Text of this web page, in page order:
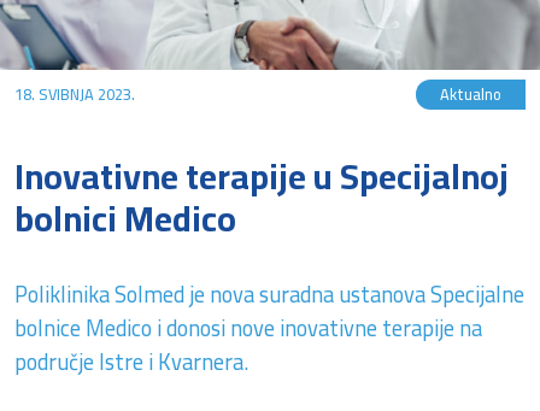
18. SVIBNJA 2023. Aktualno
Inovativne terapije u Specijalnoj
bolnici Medico
Poliklinika Solmed je nova suradna ustanova Specijalne
bolnice Medico i donosi nove inovativne terapije na
područje Istre i Kvarnera.